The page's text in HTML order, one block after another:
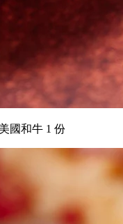
國和牛 1 份